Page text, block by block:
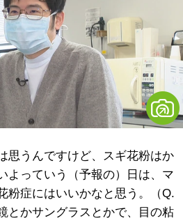
思うんですけど、スギ花粉はか
よっていう（予報の）日は、マ
粉症にはいいかなと思う。（Q.
とかサングラスとかで、目の粘